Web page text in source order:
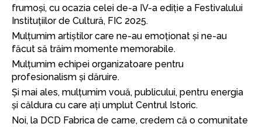
frumoși, cu ocazia celei de-a IV-a ediție a Festivalului
Instituțiilor de Cultură, FIC 2025.
Mulțumim artiștilor care ne-au emoționat și ne-au
făcut să trăim momente memorabile.
Mulțumim echipei organizatoare pentru
profesionalism și dăruire.
Și mai ales, mulțumim vouă, publicului, pentru energia
și căldura cu care ați umplut Centrul Istoric.
Noi, la DCD Fabrica de carne, credem că o comunitate